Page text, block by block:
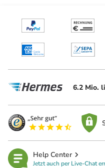
6.2 Mio.
Help Center
Jetzt auch per Live-Chat